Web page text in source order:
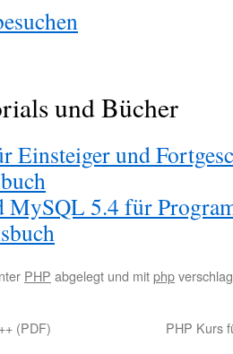
und Bücher
Einsteiger und
MySQL 5.4 für
PHP abgelegt und mitphp
(PDF) PHP Kurs